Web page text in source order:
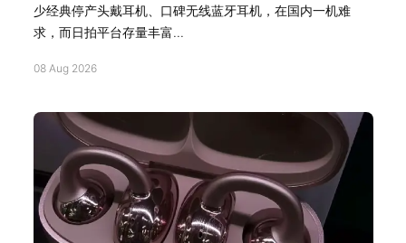
少经典停产头戴耳机、口碑无线蓝牙耳机，在国内一机难
求，而日拍平台存量丰富...
08 Aug 2026